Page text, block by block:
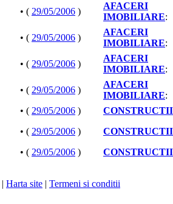
• ( 29/05/2006 )
AFACERI
IMOBILIARE:
• ( 29/05/2006 )
AFACERI
IMOBILIARE:
• ( 29/05/2006 )
AFACERI
IMOBILIARE:
• ( 29/05/2006 )
AFACERI
IMOBILIARE:
• ( 29/05/2006 ) CONSTRUCTII
• ( 29/05/2006 ) CONSTRUCTII
• ( 29/05/2006 ) CONSTRUCTII
| Harta site | Termeni si conditii